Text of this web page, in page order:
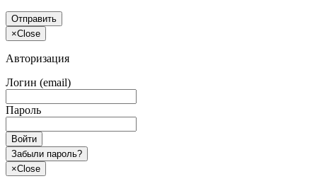
Отправить
×Close
Авторизация
Логин (email)
Пароль
Войти
Забыли пароль?
×Close